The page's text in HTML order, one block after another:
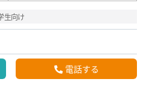
生向け
電話する